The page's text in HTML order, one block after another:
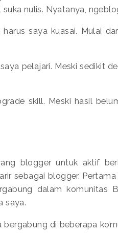
nulis. Nyatanya,
saya kuasai. Mulai
pelajari. Meski sedikit
skill. Meski hasil
blogger untuk aktif
sebagai blogger.
dalam komunitas
saya.
bergabung di beberapa